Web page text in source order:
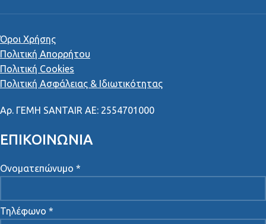
Όροι Χρήσης
Πολιτική Απορρήτου
Πολιτική Cookies
Πολιτική Ασφάλειας & Ιδιωτικότητας
Αρ. ΓΕΜΗ SANTAIR AE: 2554701000
ΕΠΙΚΟΙΝΩΝΙΑ
Ονοματεπώνυμο *
Τηλέφωνο *